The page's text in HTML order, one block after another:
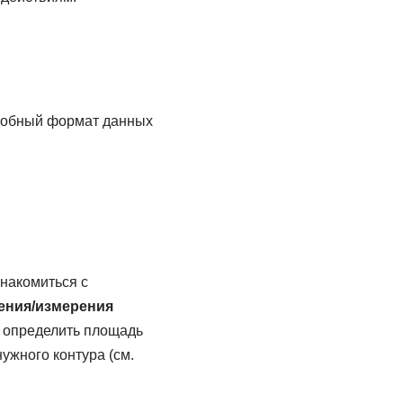
формат данных
с
измерения
площадь
контура (см.